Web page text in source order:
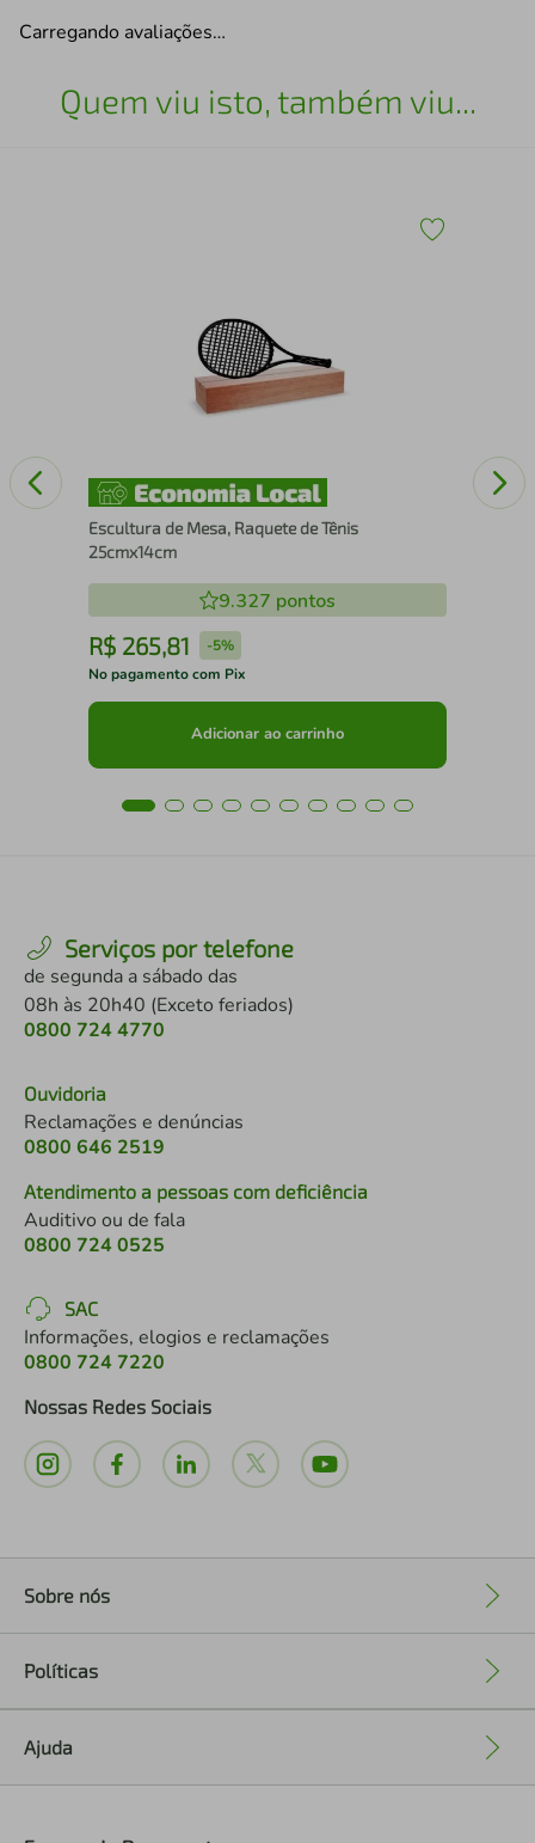
Carregando avaliações…
Quem viu isto, também viu...
Escultura de Mesa, Raquete de Tênis
25cmx14cm
9.327 pontos
R$ 265,81 -5%
No pagamento com Pix
Adicionar ao carrinho
Serviços por telefone
de segunda a sábado das
08h às 20h40 (Exceto feriados)
0800 724 4770
Ouvidoria
Reclamações e denúncias
0800 646 2519
Atendimento a pessoas com deficiência
Auditivo ou de fala
0800 724 0525
SAC
Informações, elogios e reclamações
0800 724 7220
Nossas Redes Sociais
Sobre nós
Políticas
Ajuda